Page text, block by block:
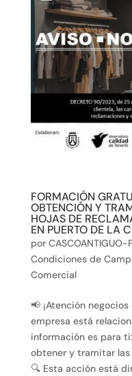
FORMACIÓN
OBTENCIÓN Y
HOJAS DE
EN PUERTO DE LA
por CASCOANTIGUO-
Condiciones de
Comercial
📢 ¡Atención
empresa está
información es para
obtener y tramitar las
🔍 Esta acción está